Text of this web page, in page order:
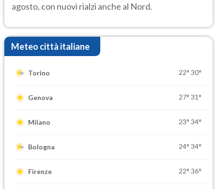
agosto, con nuovi rialzi anche al Nord.
Meteo città italiane
Torino 22° 30°
Genova 27° 31°
Milano 23° 34°
Bologna 24° 34°
Firenze 22° 36°